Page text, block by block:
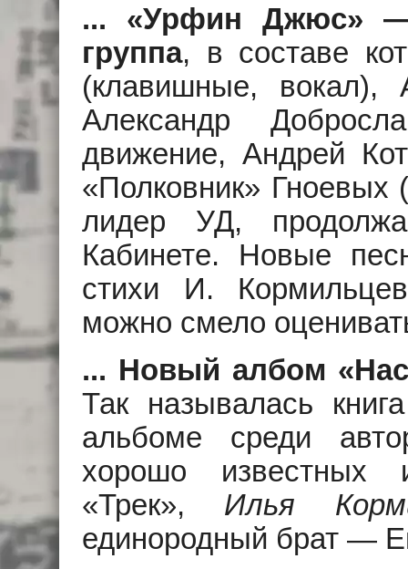
... «Урфин Джюс» —
группа, в составе
(клавишные, вокал),
Александр
движение, Андрей
«Полковник» Гноевых
лидер УД,
Кабинете. Новые
стихи И.
можно смело
... Новый албом
Так называлась
альбоме среди
хорошо
«Трек», Илья
единородный брат —